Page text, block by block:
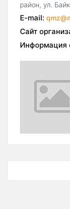
район, ул.
E-mail:
Сайт
Информация